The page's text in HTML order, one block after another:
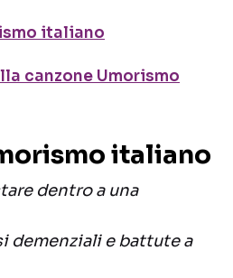
italiano
canzone Umorismo
italiano
dentro a una
demenziali e battute a